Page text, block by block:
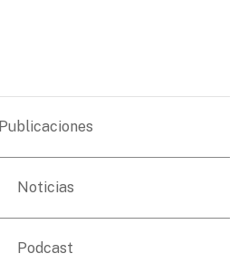
Publicaciones
Noticias
Podcast